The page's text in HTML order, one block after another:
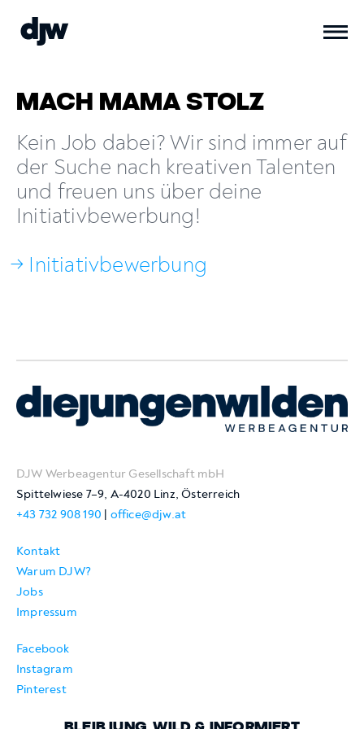
MACH MAMA STOLZ
Kein Job dabei? Wir sind immer auf
der Suche nach kreativen Talenten
und freuen uns über deine
Initiativbewerbung!
→ Initiativbewerbung
DJW Werbeagentur Gesellschaft mbH
Spittelwiese 7–9, A-4020 Linz, Österreich
+43 732 908 190
office@djw.at
Kontakt
Warum DJW?
Jobs
Impressum
Facebook
Instagram
Pinterest